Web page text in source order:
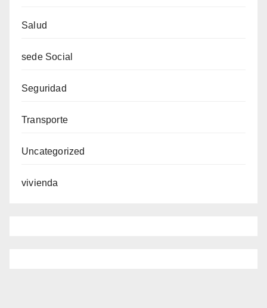
Salud
sede Social
Seguridad
Transporte
Uncategorized
vivienda